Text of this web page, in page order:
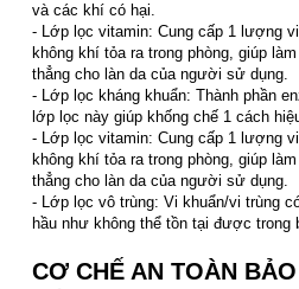
và các khí có hại.
- Lớp lọc vitamin: Cung cấp 1 lượng
không khí tỏa ra trong phòng, giúp
thẳng cho làn da của người sử dụng.
- Lớp lọc kháng khuẩn: Thành phần
lớp lọc này giúp khống chế 1 cách
- Lớp lọc vitamin: Cung cấp 1 lượng
không khí tỏa ra trong phòng, giúp
thẳng cho làn da của người sử dụng.
- Lớp lọc vô trùng: Vi khuẩn/vi trùng
hầu như không thể tồn tại được trong
CƠ CHẾ AN TOÀN